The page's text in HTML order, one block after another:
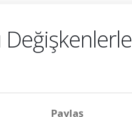
Değişkenlerle
Paylaş